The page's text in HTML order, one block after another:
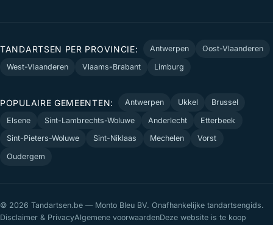
TANDARTSEN PER PROVINCIE: Antwerpen
Oost-Vlaanderen
West-Vlaanderen
Vlaams-Brabant Limburg
POPULAIRE GEMEENTEN: Antwerpen Ukkel
Brussel
Elsene
Sint-Lambrechts-Woluwe Anderlecht
Etterbeek
Sint-Pieters-Woluwe
Sint-Niklaas Mechelen
Vorst
Oudergem
© 2026 Tandartsen.be — Monto Bleu BV. Onafhankelijke tandartsengids.
Disclaimer & PrivacyAlgemene voorwaardenDeze website is te koop